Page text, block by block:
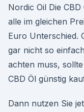
Nordic Oil Die
alle im gleichen
Euro Unterschied.
gar nicht so
achten muss,
CBD Öl günstig
Dann nutzen Sie